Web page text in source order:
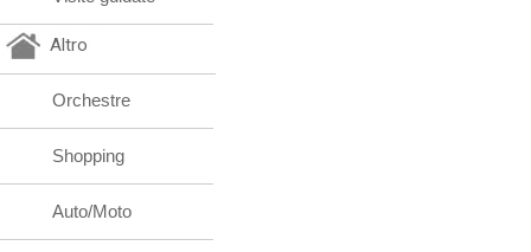
Altro
Orchestre
Shopping
Auto/Moto